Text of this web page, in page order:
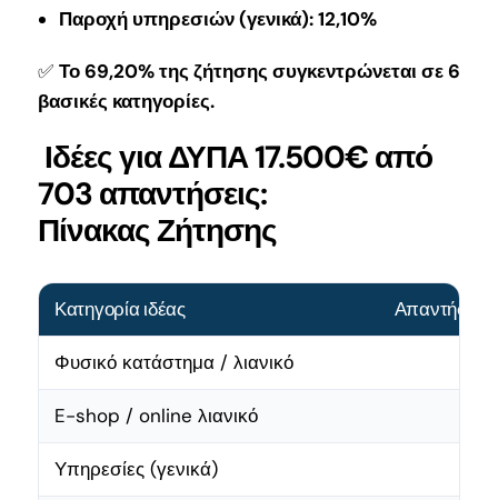
Παροχή υπηρεσιών (γενικά): 12,10%
✅ Το 69,20% της ζήτησης συγκεντρώνεται σε 6
βασικές κατηγορίες.
Ιδέες για ΔΥΠΑ 17.500€ από
703 απαντήσεις:
Πίνακας Ζήτησης
Κατηγορία ιδέας Απαντήσεις
Φυσικό κατάστημα / λιανικό
E-shop / online λιανικό
Υπηρεσίες (γενικά)